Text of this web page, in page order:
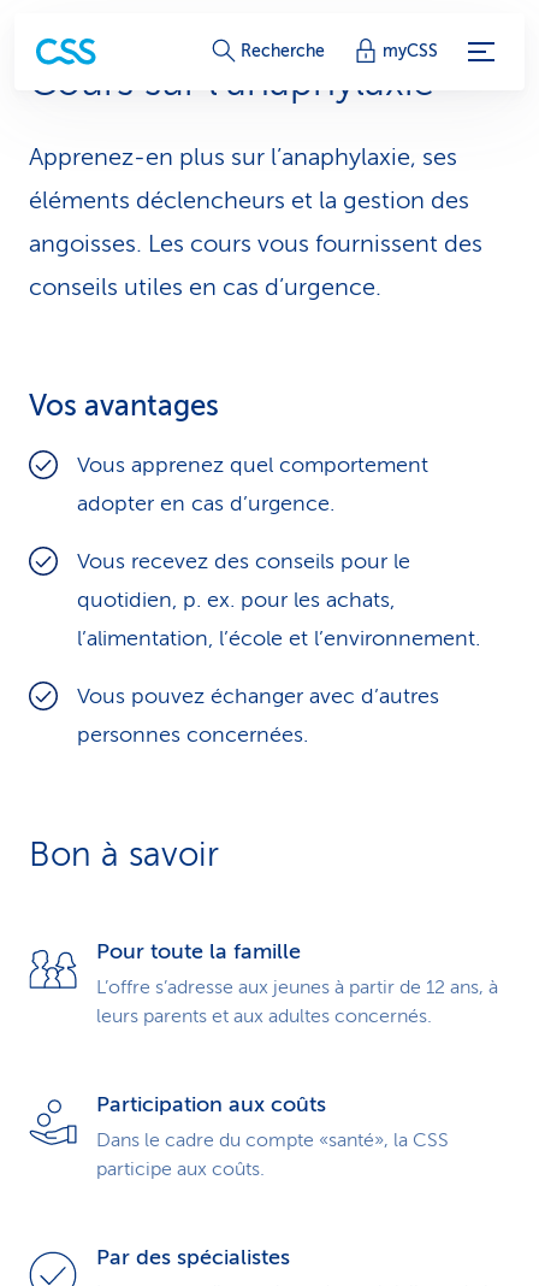
L
i
e
n
s
d
r
i
c
Recherche myCSS
Cours sur l’anaphylaxie
Apprenez-en plus sur l’anaphylaxie, ses
éléments déclencheurs et la ges­tion des
angoisses. Les cours vous fournissent des
conseils utiles en cas d’urgence.
Vos avantages
Vous apprenez quel comportement
adopter en cas d’urgence.
Vous recevez des conseils pour le
quotidien, p. ex. pour les achats,
l’alimentation, l’école et l’environ­ne­ment.
Vous pouvez échanger avec d’autres
personnes concernées.
Bon à savoir
Pour toute la famille
L’offre s’adresse aux jeunes à partir de 12 ans, à
leurs parents et aux adultes concernés.
Participation aux coûts
Dans le cadre du compte «santé», la CSS
participe aux coûts.
Par des spécialistes